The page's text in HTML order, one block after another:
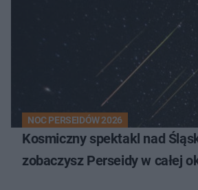
NOC PERSEIDÓW 2026
Kosmiczny spektakl nad
zobaczysz Perseidy w całej